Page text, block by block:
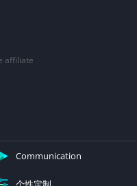
affiliate
Communication